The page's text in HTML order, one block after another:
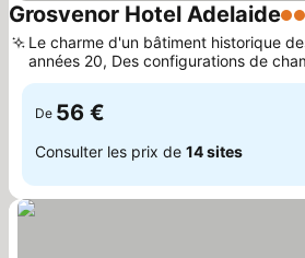
Grosvenor Hotel Adelaide3
Le charme d'un bâtiment historique
années 20, Des configurations de
variées
De 56 €
Consulter les prix de 14 sites